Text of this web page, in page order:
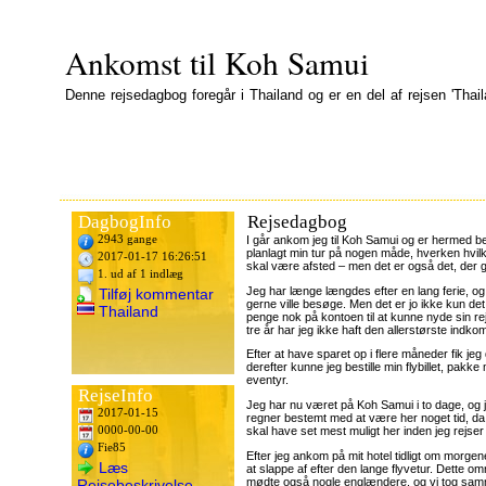
Ankomst til Koh Samui
Denne rejsedagbog foregår i Thailand og er en del af rejsen
DagbogInfo
2943 gange
2017-01-17 16:26:51
1. ud af 1 indlæg
Tilføj kommentar
Thailand
RejseInfo
2017-01-15
0000-00-00
Fie85
Læs
Rejsedagbog
I går ankom jeg til Koh Samui og er hermed
planlagt min tur på nogen måde, hverken
skal være afsted – men det er også det, der
Jeg har længe længdes efter en lang ferie,
gerne ville besøge. Men det er jo ikke kun
penge nok på kontoen til at kunne nyde sin
tre år har jeg ikke haft den allerstørste
Efter at have sparet op i flere måneder fik
derefter kunne jeg bestille min flybillet,
eventyr.
Jeg har nu været på Koh Samui i to dage,
regner bestemt med at være her noget tid,
skal have set mest muligt her inden jeg
Efter jeg ankom på mit hotel tidligt om
at slappe af efter den lange flyvetur. Dette
mødte også nogle englændere, og vi tog